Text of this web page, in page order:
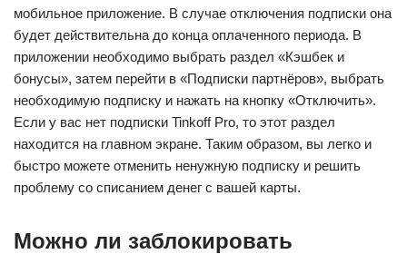
мобильное приложение. В случае отключения подписки она
будет действительна до конца оплаченного периода. В
приложении необходимо выбрать раздел «Кэшбек и
бонусы», затем перейти в «Подписки партнёров», выбрать
необходимую подписку и нажать на кнопку «Отключить».
Если у вас нет подписки Tinkoff Pro, то этот раздел
находится на главном экране. Таким образом, вы легко и
быстро можете отменить ненужную подписку и решить
проблему со списанием денег с вашей карты.
Можно ли заблокировать